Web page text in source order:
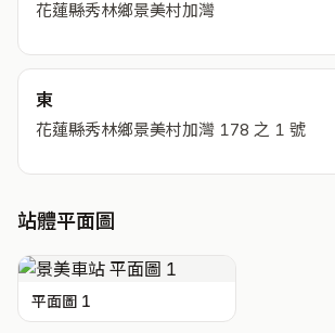
花蓮縣秀林鄉景美村加灣
東
花蓮縣秀林鄉景美村加灣 178 之 1 號
站體平面圖
平面圖 1